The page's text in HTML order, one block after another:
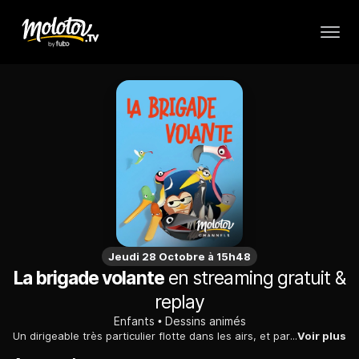
Jeudi 28 Octobre à 15h48
La brigade volanteen streaming gratuit &
replay
Enfants Dessins animés
Un dirigeable très particulier flotte dans les airs, et parcourt le ciel dans le monde entier. Il transporte une colonie multi-éthnique de volatiles : une corneille, un pivert, un flamant rose, un colibri, un pélican, des canards, et même une chauve-souris !Voir plus